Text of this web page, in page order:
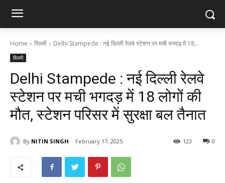
Home दिल्ली Delhi Stampede : नई दिल्ली रेलवे स्टेशन पर मची भगदड़ में 18...
दिल्ली
Delhi Stampede : नई दिल्ली रेलवे
स्टेशन पर मची भगदड़ में 18 लोगों की
मौत, स्टेशन परिसर में सुरक्षा बल तैनात
By NITIN SINGH February 17, 2025 0
123